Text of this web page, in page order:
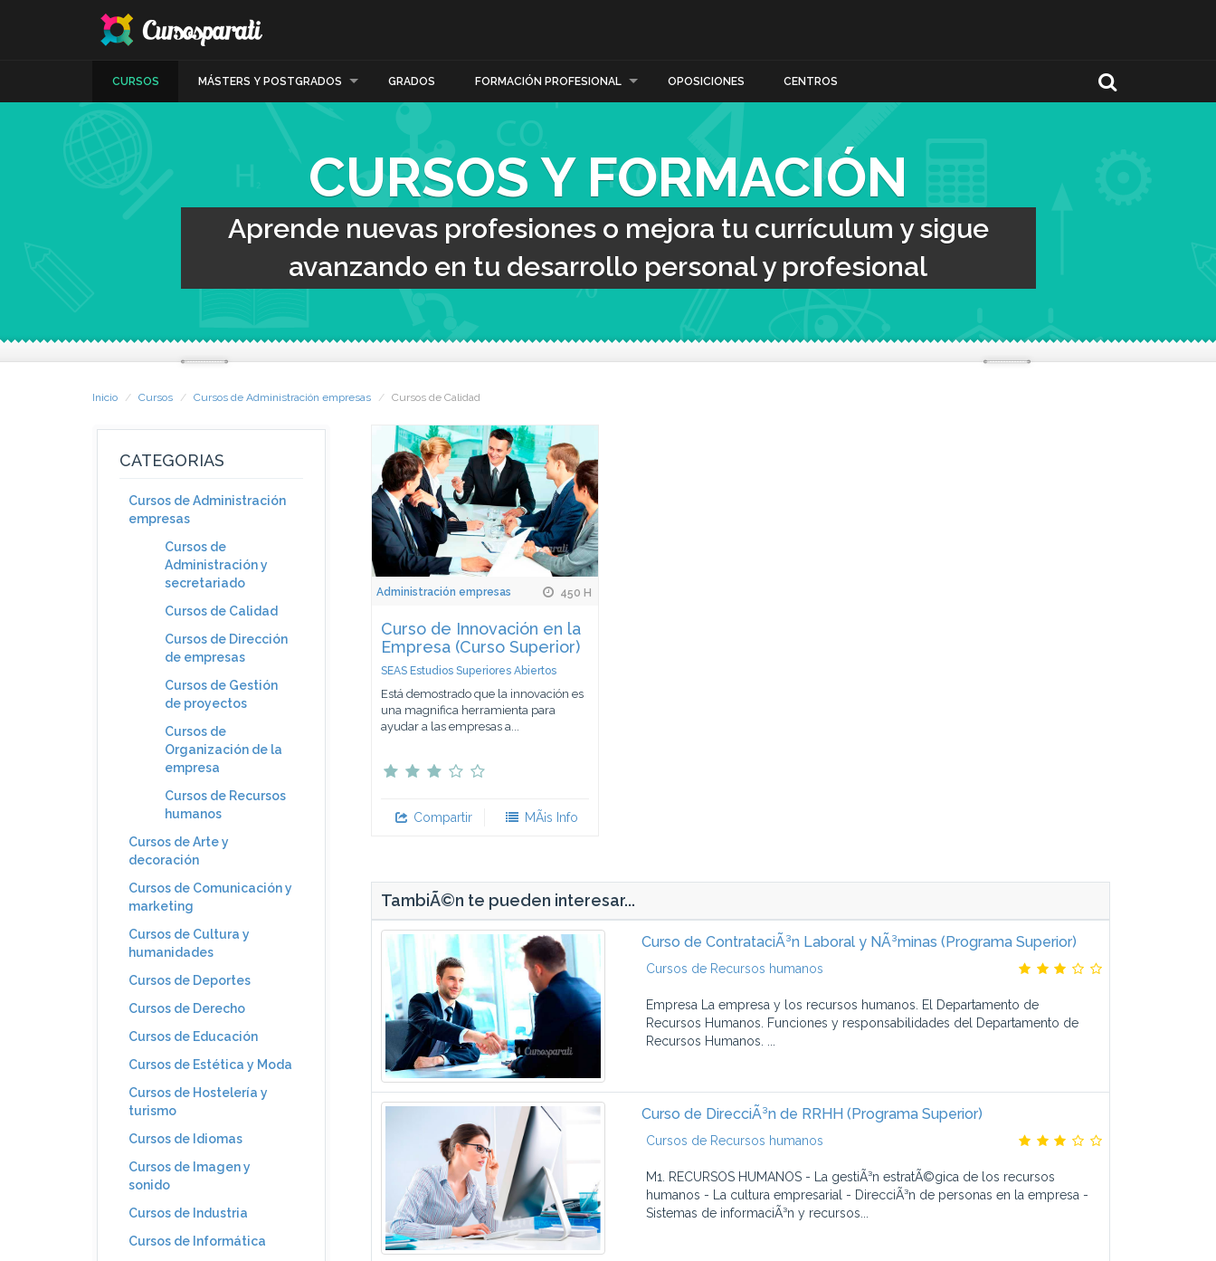
CURSOS MÁSTERS Y POSTGRADOS GRADOS FORMACIÓN PROFESIONAL OPOSICIONES CENTROS
CURSOS Y FORMACIÓN
Aprende nuevas profesiones o mejora tu currículum y sigue
avanzando en tu desarrollo personal y profesional
Inicio Cursos Cursos de Administración empresas Cursos de Calidad
CATEGORIAS
Cursos de Administración
empresas
Cursos de
Administración y
secretariado
Cursos de Calidad
Cursos de Dirección
de empresas
Cursos de Gestión
de proyectos
Cursos de
Organización de la
empresa
Cursos de Recursos
humanos
Cursos de Arte y
decoración
Cursos de Comunicación y
marketing
Cursos de Cultura y
humanidades
Cursos de Deportes
Cursos de Derecho
Cursos de Educación
Cursos de Estética y Moda
Cursos de Hostelería y
turismo
Cursos de Idiomas
Cursos de Imagen y
sonido
Cursos de Industria
Cursos de Informática
Administración empresas 450 H
Curso de Innovación en la
Empresa (Curso Superior)
SEAS Estudios Superiores Abiertos
Está demostrado que la innovación es
una magnifica herramienta para
ayudar a las empresas a...
Compartir MÃ¡s Info
TambiÃ©n te pueden interesar...
Curso de ContrataciÃ³n Laboral y NÃ³minas (Programa Superior)
Cursos de Recursos humanos
Empresa La empresa y los recursos humanos. El Departamento de
Recursos Humanos. Funciones y responsabilidades del Departamento de
Recursos Humanos. ...
Curso de DirecciÃ³n de RRHH (Programa Superior)
Cursos de Recursos humanos
M1. RECURSOS HUMANOS - La gestiÃ³n estratÃ©gica de los recursos
humanos - La cultura empresarial - DirecciÃ³n de personas en la empresa -
Sistemas de informaciÃ³n y recursos...